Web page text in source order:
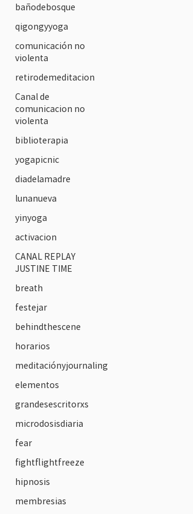
bañodebosque
qigongyyoga
comunicación no
violenta
retirodemeditacion
Canal de
comunicacion no
violenta
biblioterapia
yogapicnic
diadelamadre
lunanueva
yinyoga
activacion
CANAL REPLAY
JUSTINE TIME
breath
festejar
behindthescene
horarios
meditaciónyjournaling
elementos
grandesescritorxs
microdosisdiaria
fear
fightflightfreeze
hipnosis
membresias